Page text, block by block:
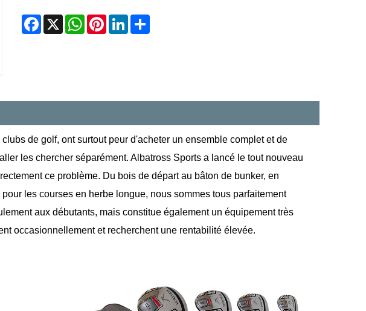
Facebook
X WhatsApp
Pinterest
LinkedIn
de golf, ont surtout peur d'acheter un ensemble complet et de
les chercher séparément. Albatross Sports a lancé le tout nouveau
ce problème. Du bois de départ au bâton de bunker, en
les courses en herbe longue, nous sommes tous parfaitement
aux débutants, mais constitue également un équipement très
occasionnellement et recherchent une rentabilité élevée.